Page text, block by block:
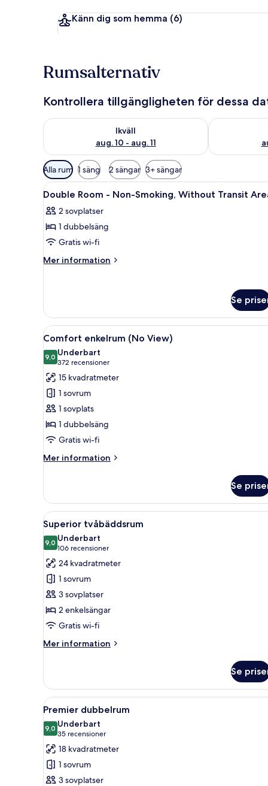
Känn dig som hemma (6)
Rumsalternativ
Kontrollera tillgängligheten för dessa
Ikväll
aug. 10 - aug. 11
Kontrollera tillgängligheten för ikväll aug. 10 - aug. 11
Kontrollera
Tillgängliga
filter
för
Alla rum 1 säng 2 sängar 3+ sängar
Öppna
alla
foton
för
Double
Room
Without
Transit
Area
Ett hotellrum med en säng,
7
Double Room - Non-Smoking, Without Transit
2 sovplatser
1 dubbelsäng
Gratis wi-fi
Mer information
Mer
-
Non-
Smoking,
Transit
Area
Se
Öppna
alla
foton
för
Comfort
enkelrum
(No
View)
Comfort enkelrum (No View)
7
Comfort enkelrum (No View)
9,09,0 av 10
Underbart
372 recensioner
(372 recensioner)
15 kvadratmeter
1 sovrum
1 sovplats
1 dubbelsäng
Gratis wi-fi
Mer information
Mer
enkelrum
(No
View)
Se
Öppna
alla
foton
för
Superior
tvåbäddsrum
Ett hotellrum med två
8
Superior tvåbäddsrum
9,09,0 av 10
Underbart
106 recensioner
(106 recensioner)
24 kvadratmeter
1 sovrum
3 sovplatser
2 enkelsängar
Gratis wi-fi
Mer information
Mer
tvåbäddsrum
Se
Öppna
alla
foton
för
Premier
dubbelrum
Ett hotellrum med en säng,
7
Premier dubbelrum
9,09,0 av 10
Underbart
35 recensioner
(35 recensioner)
18 kvadratmeter
1 sovrum
3 sovplatser